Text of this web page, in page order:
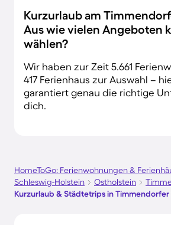
Kurzurlaub am
Aus wie vielen Angeboten
wählen?
Wir haben zur Zeit 5.661
417 Ferienhaus zur Auswahl –
garantiert genau die richtige
dich.
HomeToGo: Ferienwohnungen &
Schleswig-Holstein
Ostholstein
Kurzurlaub & Städtetrips in Timmendorfer